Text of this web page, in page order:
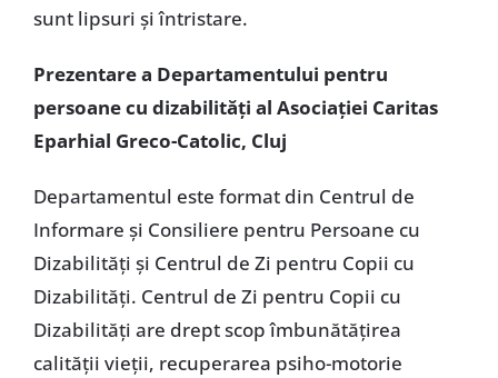
sunt lipsuri și întristare.
Prezentare a Departamentului pentru
persoane cu dizabilități al Asociației Caritas
Eparhial Greco-Catolic, Cluj
Departamentul este format din Centrul de
Informare și Consiliere pentru Persoane cu
Dizabilități și Centrul de Zi pentru Copii cu
Dizabilități. Centrul de Zi pentru Copii cu
Dizabilități are drept scop îmbunătățirea
calității vieții, recuperarea psiho-motorie